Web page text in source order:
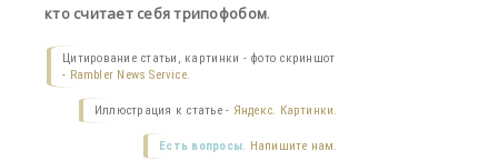
кто считает себя трипофобом.
Цитирование статьи, картинки - фото скриншот
- Rambler News Service.
Иллюстрация к статье - Яндекс. Картинки.
Есть вопросы. Напишите нам.